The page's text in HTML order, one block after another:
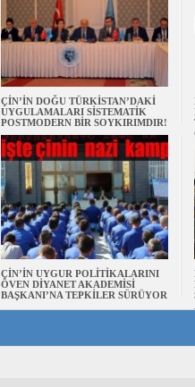
ÇİN’İN DOĞU TÜRKİSTAN’DAKİ
UYGULAMALARI SİSTEMATİK
POSTMODERN BİR SOYKIRIMDIR!
ÇİN’İN UYGUR POLİTİKALARINI
ÖVEN DİYANET AKADEMİSİ
BAŞKANI’NA TEPKİLER SÜRÜYOR